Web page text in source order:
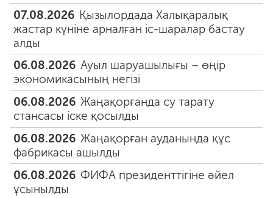
07.08.2026 Қызылордада Халықаралық
жастар күніне арналған іс-шаралар бастау
алды
06.08.2026 Ауыл шаруашылығы – өңір
экономикасының негізі
06.08.2026 Жаңақорғанда су тарату
стансасы іске қосылды
06.08.2026 Жаңақорған ауданында құс
фабрикасы ашылды
06.08.2026 ФИФА президенттігіне әйел
ұсынылды